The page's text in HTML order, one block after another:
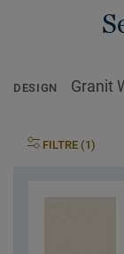
DESIGN Granit
FILTRE (1)